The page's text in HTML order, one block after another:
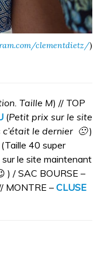
clementdietz/)
Taille M) // TOP
(Petit prix sur le site
le dernier 🙁)
(Taille 40 super
le site maintenant
) / SAC BOURSE –
MONTRE – CLUSE